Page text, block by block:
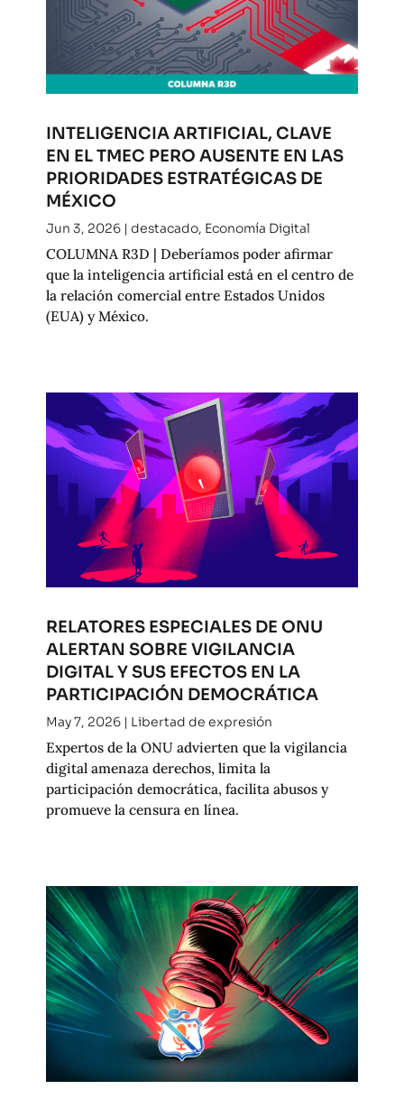
INTELIGENCIA ARTIFICIAL, CLAVE
EN EL TMEC PERO AUSENTE EN LAS
PRIORIDADES ESTRATÉGICAS DE
MÉXICO
Jun 3, 2026| destacado, Economía Digital
COLUMNA R3D | Deberíamos poder afirmar
que la inteligencia artificial está en el centro de
la relación comercial entre Estados Unidos
(EUA) y México.
RELATORES ESPECIALES DE ONU
ALERTAN SOBRE VIGILANCIA
DIGITAL Y SUS EFECTOS EN LA
PARTICIPACIÓN DEMOCRÁTICA
May 7, 2026| Libertad de expresión
Expertos de la ONU advierten que la vigilancia
digital amenaza derechos, limita la
participación democrática, facilita abusos y
promueve la censura en línea.